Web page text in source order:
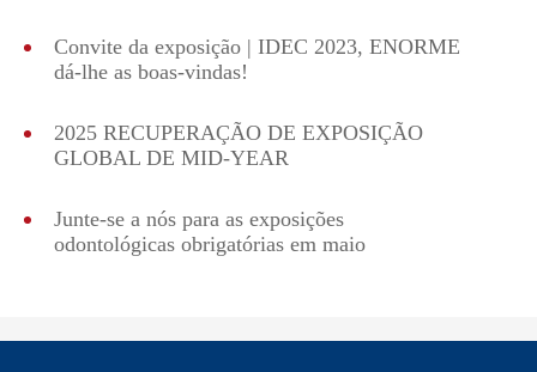
Convite da exposição | IDEC 2023, ENORME
dá-lhe as boas-vindas!
2025 RECUPERAÇÃO DE EXPOSIÇÃO
GLOBAL DE MID-YEAR
Junte-se a nós para as exposições
odontológicas obrigatórias em maio